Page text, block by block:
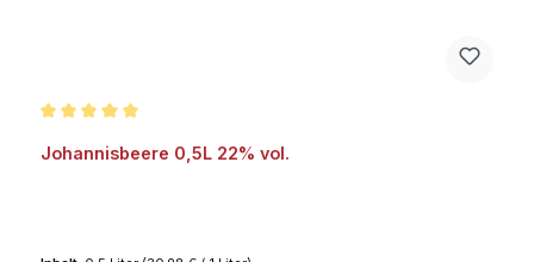
Johannisbeere 0,5L 22% vol.